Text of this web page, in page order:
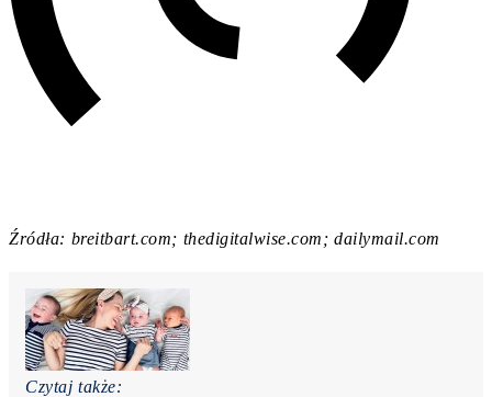
Źródła: breitbart.com; thedigitalwise.com; dailymail.com
Czytaj także: